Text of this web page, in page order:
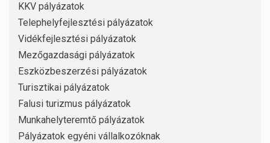
KKV pályázatok
Telephelyfejlesztési pályázatok
Vidékfejlesztési pályázatok
Mezőgazdasági pályázatok
Eszközbeszerzési pályázatok
Turisztikai pályázatok
Falusi turizmus pályázatok
Munkahelyteremtő pályázatok
Pályázatok egyéni vállalkozóknak